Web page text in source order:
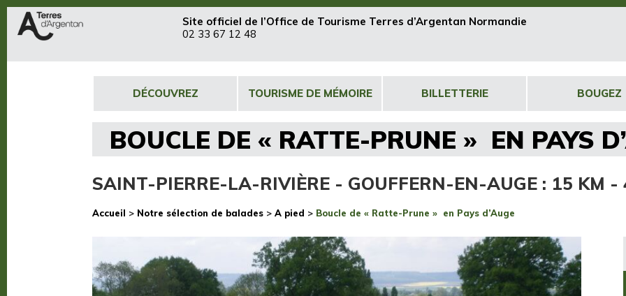
Site officiel de l’Office de Tourisme Terres d’Argentan Normandie
02 33 67 12 48
DÉCOUVREZ TOURISME DE MÉMOIRE BILLETTERIE BOUGEZ
BOUCLE DE « RATTE-PRUNE » EN PAYS
SAINT-PIERRE-LA-RIVIÈRE - GOUFFERN-EN-AUGE : 15 KM -
Accueil > Notre sélection de balades > A pied > Boucle de « Ratte-Prune » en Pays d’Auge